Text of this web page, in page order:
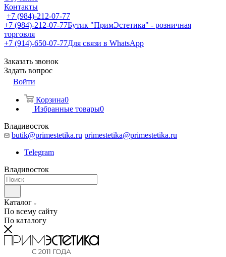
Контакты
+7 (984)-212-07-77
+7 (984)-212-07-77Бутик "ПримЭстетика" - розничная
торговля
+7 (914)-650-07-77Для связи в WhatsApp
Заказать звонок
Задать вопрос
Войти
Корзина0
Избранные товары0
Владивосток
butik@primestetika.ru primestetika@primestetika.ru
Telegram
Владивосток
Каталог
По всему сайту
По каталогу